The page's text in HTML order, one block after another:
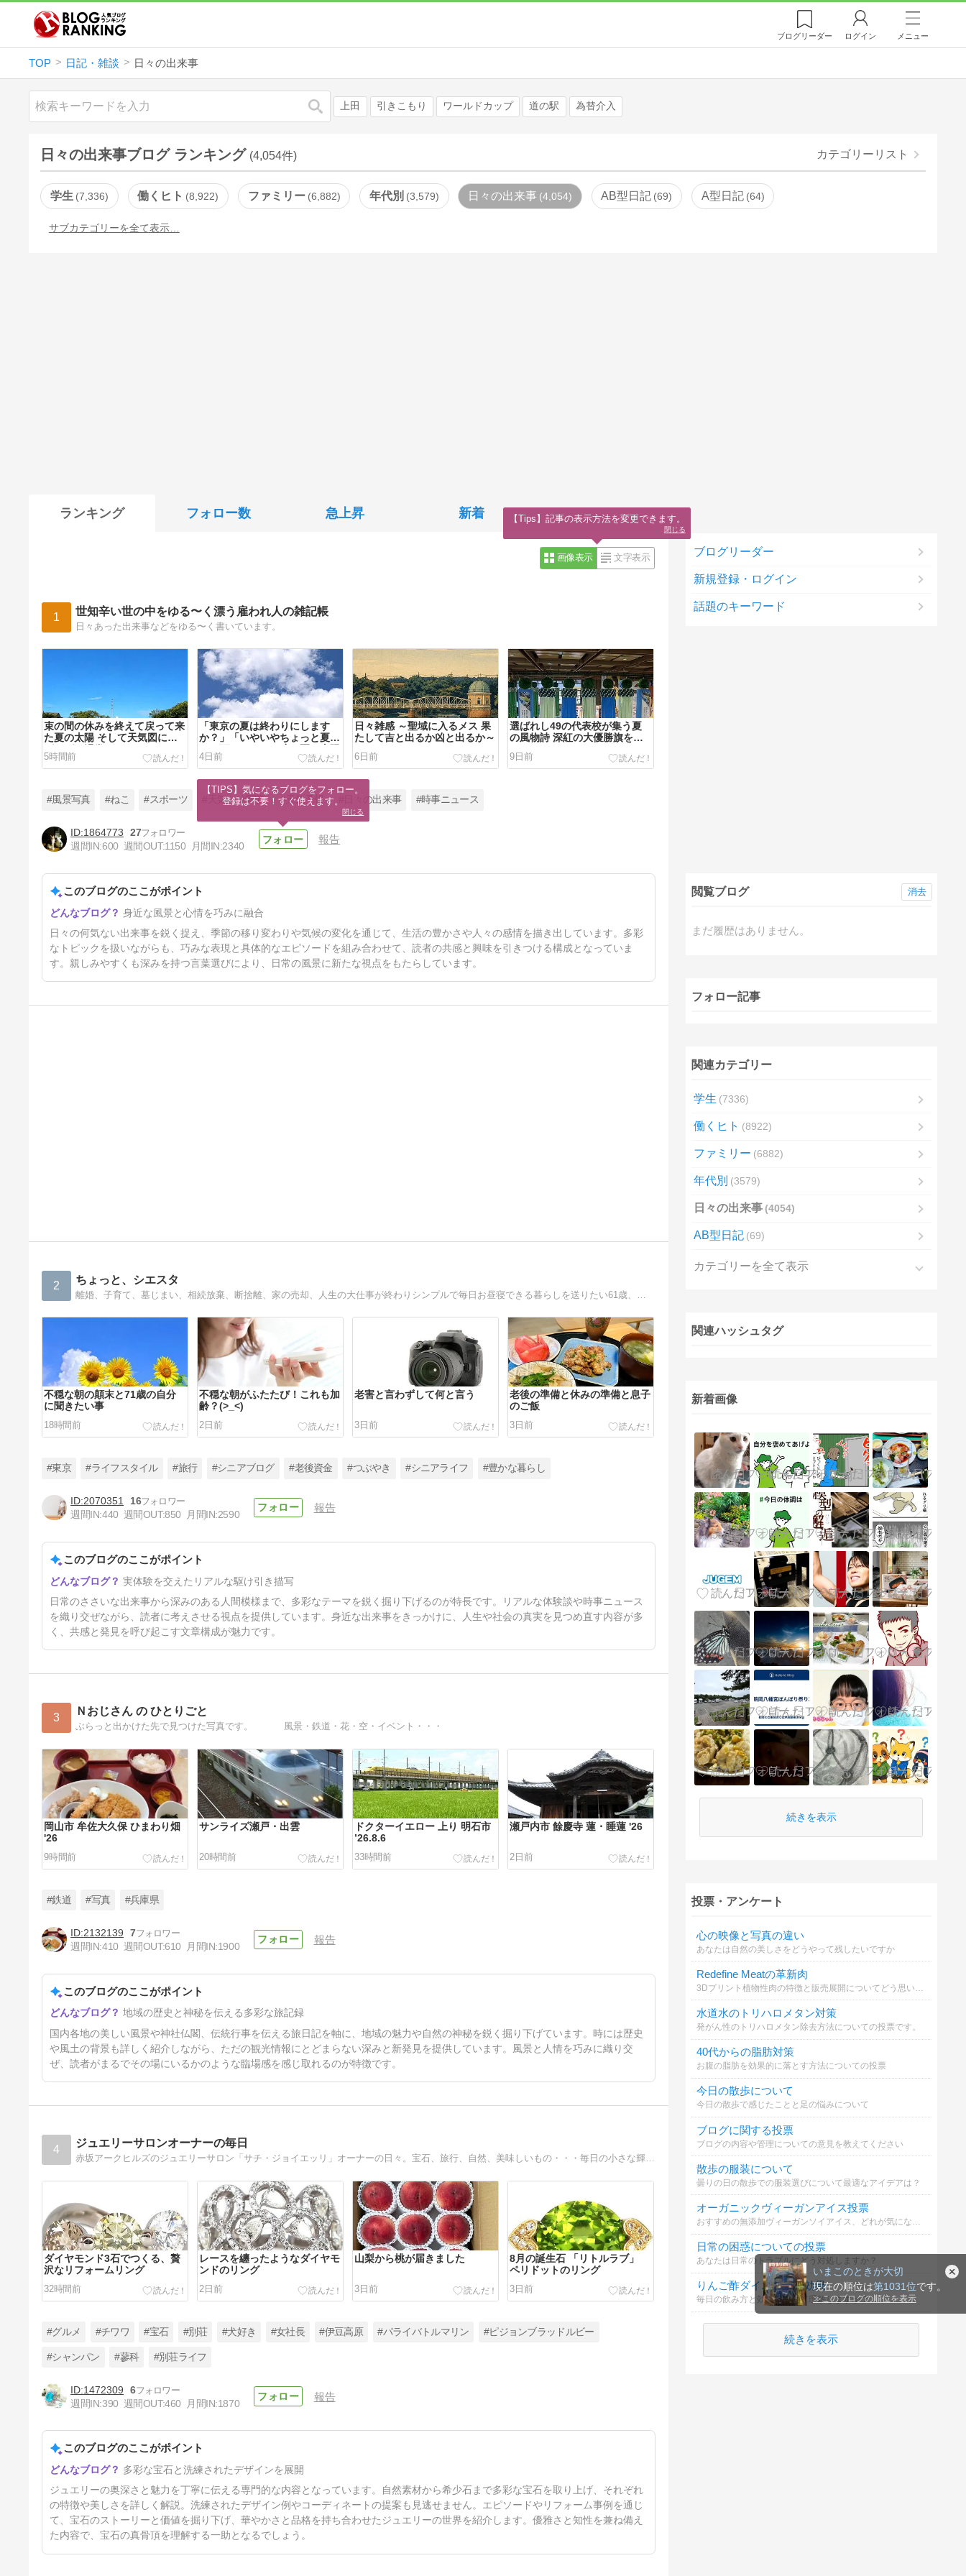
いまこのときが大切
現在の順位は第1031位です。
≫このブログの順位を表示
ブログリーダー ログイン メニュー
TOP 日記・雑談 日々の出来事
検索 上田 引きこもり ワールドカップ 道の駅 為替介入
日々の出来事ブログ ランキング (4,054件) カテゴリーリスト
学生 7,336 働くヒト 8,922 ファミリー 6,882 年代別 3,579 日々の出来事 4,054 AB型日記 69 A型日記 64
サブカテゴリーを全て表示…
ランキング フォロー数 急上昇 新着
画像表示 文字表示
1 世知辛い世の中をゆる〜く漂う雇われ人の雑記帳
日々あった出来事などをゆる〜く書いています。
束の間の休みを終えて戻って来
た夏の太陽 そして天気図には
グルグル渦巻がひとつふた
つ・・・
5時間前
「東京の夏は終わりにします
か？」「いやいやちょっと夏休
みを下さいよ」と呟く夏の太陽
4日前
日々雑感 ～聖域に入るメス 果
たして吉と出るか凶と出るか～
6日前
選ばれし49の代表校が集う夏
の風物詩 深紅の大優勝旗を手
にするのはどこか？
9日前
本列島 一方でしぶとく残る梅
雨前線
14日前
#風景写真 #ねこ #スポーツ #天気 #写真 #天気予報 #日々の出来事 #時事ニュース
1864773
27
週間IN:600 週間OUT:1150 月間IN:2340
報告
このブログのここがポイント
身近な風景と心情を巧みに融合
日々の何気ない出来事を鋭く捉え、季節の移り変わりや気候の変化を通じて、生活の豊かさや人々の感情を描き出しています。多彩
なトピックを扱いながらも、巧みな表現と具体的なエピソードを組み合わせて、読者の共感と興味を引きつける構成となっていま
す。親しみやすくも深みを持つ言葉選びにより、日常の風景に新たな視点をもたらしています。
2 ちょっと、シエスタ
不穏な朝の顛末と71歳の自分
に聞きたい事
18時間前
不穏な朝がふたたび！これも加
齢？(>_<)
2日前
老害と言わずして何と言う
3日前
老後の準備と休みの準備と息子
のご飯
3日前
額は〇00万！
5日前
#東京 #ライフスタイル #旅行 #シニアブログ #老後資金 #つぶやき #シニアライフ #豊かな暮らし
2070351
16
週間IN:440 週間OUT:850 月間IN:2590
報告
このブログのここがポイント
実体験を交えたリアルな駆け引き描写
日常のささいな出来事から深みのある人間模様まで、多彩なテーマを鋭く掘り下げるのが特長です。リアルな体験談や時事ニュース
を織り交ぜながら、読者に考えさせる視点を提供しています。身近な出来事をきっかけに、人生や社会の真実を見つめ直す内容が多
く、共感と発見を呼び起こす文章構成が魅力です。
3 Ｎおじさん の ひとりごと
ぶらっと出かけた先で見つけた写真です。 風景・鉄道・花・空・イベント・・・
岡山市 牟佐大久保 ひまわり畑
'26
9時間前
サンライズ瀬戸・出雲
20時間前
ドクターイエロー 上り 明石市
’26.8.6
33時間前
瀬戸内市 餘慶寺 蓮・睡蓮 '26
2日前
2日前
#鉄道 #写真 #兵庫県
2132139
7
週間IN:410 週間OUT:610 月間IN:1900
報告
このブログのここがポイント
地域の歴史と神秘を伝える多彩な旅記録
国内各地の美しい風景や神社仏閣、伝統行事を伝える旅日記を軸に、地域の魅力や自然の神秘を鋭く掘り下げています。時には歴史
や風土の背景も詳しく紹介しながら、ただの観光情報にとどまらない深みと新発見を提供しています。風景と人情を巧みに織り交
ぜ、読者がまるでその場にいるかのような臨場感を感じ取れるのが特徴です。
4 ジュエリーサロンオーナーの毎日
赤坂アークヒルズのジュエリーサロン「サチ・ジョイエッリ」オーナーの日々。宝石、旅行、自然、美味しいもの・・・毎日の小さな輝きを綴っています。
ダイヤモンド3石でつくる、贅
沢なリフォームリング
32時間前
レースを纏ったようなダイヤモ
ンドのリング
2日前
山梨から桃が届きました
3日前
8月の誕生石 「リトルラブ」
ペリドットのリング
3日前
神楽坂まつり 浴衣に合うジュ
エリー
#グルメ #チワワ #宝石 #別荘 #犬好き #女社長 #伊豆高原 #パライバトルマリン #ピジョンブラッドルビー
#シャンパン #蓼科 #別荘ライフ
1472309
6
週間IN:390 週間OUT:460 月間IN:1870
報告
このブログのここがポイント
多彩な宝石と洗練されたデザインを展開
ジュエリーの奥深さと魅力を丁寧に伝える専門的な内容となっています。自然素材から希少石まで多彩な宝石を取り上げ、それぞれ
の特徴や美しさを詳しく解説。洗練されたデザイン例やコーディネートの提案も見逃せません。エピソードやリフォーム事例を通じ
て、宝石のストーリーと価値を掘り下げ、華やかさと品格を持ち合わせたジュエリーの世界を紹介します。優雅さと知性を兼ね備え
た内容で、宝石の真骨頂を理解する一助となるでしょう。
ブログリーダー
新規登録・ログイン
話題のキーワード
閲覧ブログ
まだ履歴はありません。
消去
フォロー記事
関連カテゴリー
学生 7336
働くヒト 8922
ファミリー 6882
年代別 3579
日々の出来事 4054
AB型日記 69
カテゴリーを全て表示
関連ハッシュタグ
新着画像
続きを表示
投票・アンケート
心の映像と写真の違い
あなたは自然の美しさをどうやって残したいですか
Redefine Meatの革新肉
3Dプリント植物性肉の特徴と販売展開についてどう思いますか？
水道水のトリハロメタン対策
発がん性のトリハロメタン除去方法についての投票です。
40代からの脂肪対策
お腹の脂肪を効果的に落とす方法についての投票
今日の散歩について
今日の散歩で感じたことと足の悩みについて
ブログに関する投票
ブログの内容や管理についての意見を教えてください
散歩の服装について
曇りの日の散歩での服装選びについて最適なアイデアは？
オーガニックヴィーガンアイス投票
おすすめの無添加ヴィーガンソイアイス、どれが気になる？
日常の困惑についての投票
あなたは日常のトラブルにどう対処しますか？
りんご酢ダイエットの効果
毎日の飲み方と効果について理解しますか？
続きを表示
【TIPS】気になるブログをフォロー。
登録は不要！すぐ使えます。
閉じる
【Tips】記事の表示方法を変更できます。
閉じる